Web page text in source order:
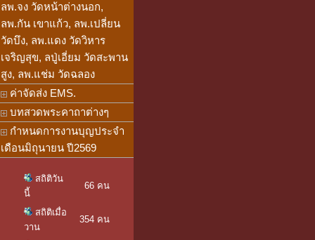
ลพ.จง วัดหน้าต่างนอก,
ลพ.กัน เขาแก้ว, ลพ.เปลี่ยน
วัดบึง, ลพ.แดง วัดวิหาร
เจริญสุข, ลปู่เอี่ยม วัดสะพาน
สูง, ลพ.แช่ม วัดฉลอง
ค่าจัดส่ง EMS.
บทสวดพระคาถาต่างๆ
กำหนดการงานบุญประจำ
เดือนมิถุนายน ปี2569
สถิติวัน
นี้
66 คน
สถิติเมื่อ
วาน
354 คน